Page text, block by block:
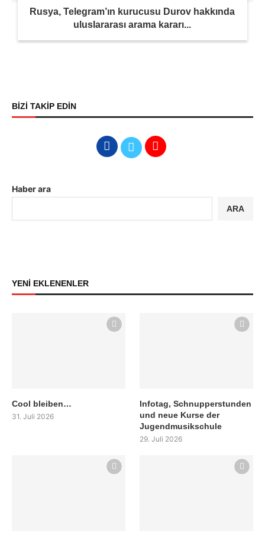
Rusya, Telegram’ın kurucusu Durov hakkında
uluslararası arama kararı...
BİZİ TAKİP EDİN
Haber ara
ARA
YENİ EKLENENLER
Cool bleiben…
31. Juli 2026
Infotag, Schnupperstunden
und neue Kurse der
Jugendmusikschule
29. Juli 2026